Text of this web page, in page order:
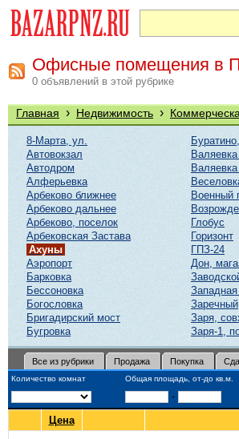
Офисные помещения в
0 объявлений в этой рубрике
Главная › Недвижимость ›
8-Марта, ул.
Автовокзал
Автодром
Алферьевка
Арбеково ближнее
Арбеково дальнее
Арбеково, поселок
Арбековская Застава
Ахуны
Аэропорт
Барковка
Бессоновка
Богословка
Бригадирский мост
Бугровка
Военный
Глобус
Горизонт
ГПЗ-24
Дон,
Заречный
Заря,
Заря-1,
Все из рубрики Продажа Покупка
Количество комнат Общая площадь, от-до кв.м.
-
Цена